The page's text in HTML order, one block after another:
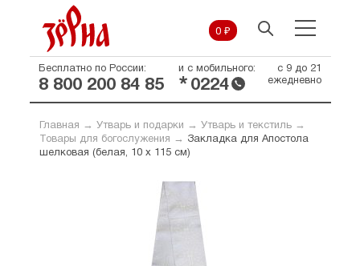
0 ₽
Бесплатно по России:
8 800 200 84 85
и с мобильного:
* 0224
с 9 до 21
ежедневно
Главная → Утварь и подарки → Утварь и текстиль→
Товары для богослужения →
Закладка для Апостола
шелковая (белая, 10 х 115 см)